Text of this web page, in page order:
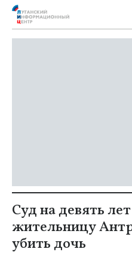
Суд на девять
жительницу
убить дочь